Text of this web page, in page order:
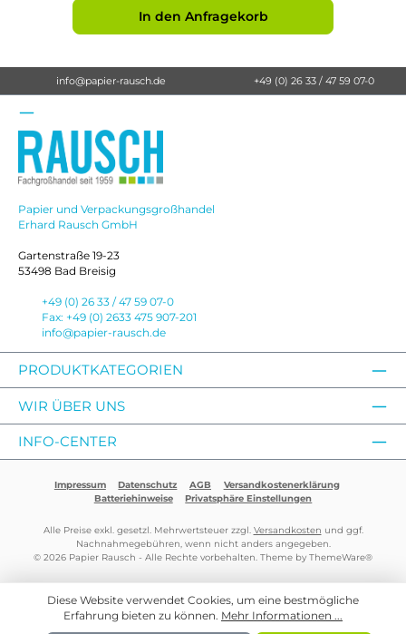
In den Anfragekorb
info@papier-rausch.de +49 (0) 26 33 / 47 59 07-0
Papier und Verpackungsgroßhandel
Erhard Rausch GmbH
Gartenstraße 19-23
53498 Bad Breisig
+49 (0) 26 33 / 47 59 07-0
Fax: +49 (0) 2633 475 907-201
info@papier-rausch.de
PRODUKTKATEGORIEN
WIR ÜBER UNS
INFO-CENTER
Impressum Datenschutz AGB
Versandkostenerklärung
Batteriehinweise
Privatsphäre Einstellungen
Alle Preise exkl. gesetzl. Mehrwertsteuer zzgl. Versandkosten und ggf.
Nachnahmegebühren, wenn nicht anders angegeben.
© 2026 Papier Rausch - Alle Rechte vorbehalten. Theme by ThemeWare®
Diese Website verwendet Cookies, um eine bestmögliche
Erfahrung bieten zu können. Mehr Informationen ...